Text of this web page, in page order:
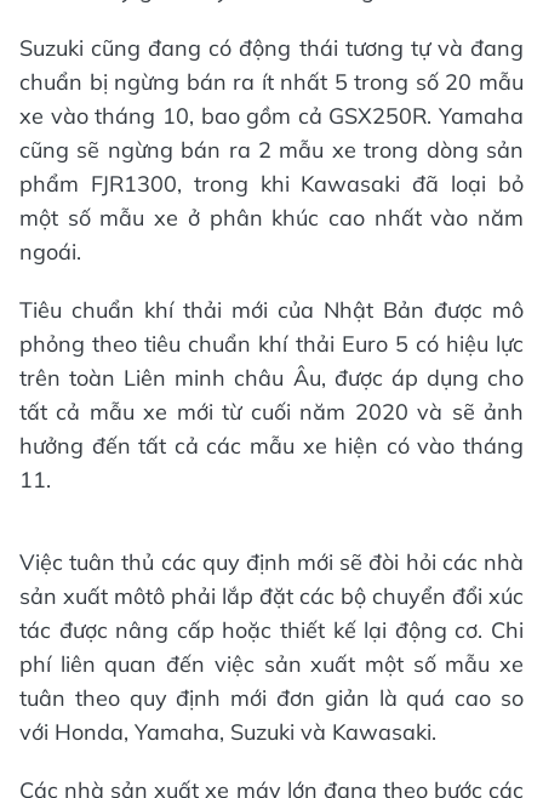
Suzuki cũng đang có động thái tương tự và đang
chuẩn bị ngừng bán ra ít nhất 5 trong số 20 mẫu
xe vào tháng 10, bao gồm cả GSX250R. Yamaha
cũng sẽ ngừng bán ra 2 mẫu xe trong dòng sản
phẩm FJR1300, trong khi Kawasaki đã loại bỏ
một số mẫu xe ở phân khúc cao nhất vào năm
ngoái.
Tiêu chuẩn khí thải mới của Nhật Bản được mô
phỏng theo tiêu chuẩn khí thải Euro 5 có hiệu lực
trên toàn Liên minh châu Âu, được áp dụng cho
tất cả mẫu xe mới từ cuối năm 2020 và sẽ ảnh
hưởng đến tất cả các mẫu xe hiện có vào tháng
11.
Việc tuân thủ các quy định mới sẽ đòi hỏi các nhà
sản xuất môtô phải lắp đặt các bộ chuyển đổi xúc
tác được nâng cấp hoặc thiết kế lại động cơ. Chi
phí liên quan đến việc sản xuất một số mẫu xe
tuân theo quy định mới đơn giản là quá cao so
với Honda, Yamaha, Suzuki và Kawasaki.
Các nhà sản xuất xe máy lớn đang theo bước các